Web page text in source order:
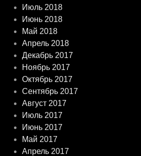
Июль 2018
Июнь 2018
Май 2018
Апрель 2018
Декабрь 2017
Ноябрь 2017
Октябрь 2017
Сентябрь 2017
Август 2017
Июль 2017
Июнь 2017
Май 2017
Апрель 2017